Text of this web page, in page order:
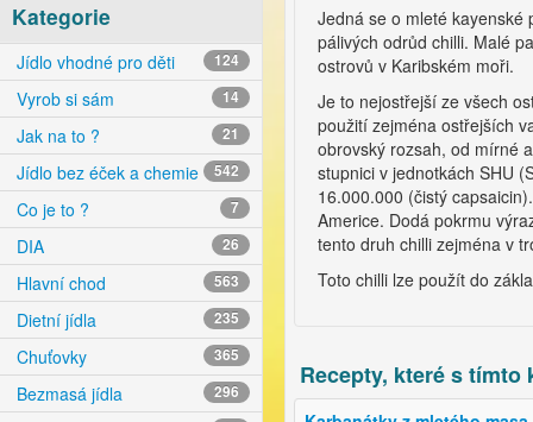
Kategorie
Jídlo vhodné pro děti 124
Vyrob si sám 14
Jak na to ? 21
Jídlo bez éček a chemie 542
Co je to ? 7
DIA 26
Hlavní chod 563
Dietní jídla 235
Chuťovky 365
Bezmasá jídla 296
Jedná se o mleté kayenské
pálivých odrůd chilli. Malé
ostrovů v Karibském moři.
Je to nejostřejší ze všech
použití zejména ostřejších
obrovský rozsah, od mírné
stupnici v jednotkách SHU
16.000.000 (čistý
Americe. Dodá pokrmu
tento druh chilli zejména v
Toto chilli lze použít do
Recepty, které s tímto